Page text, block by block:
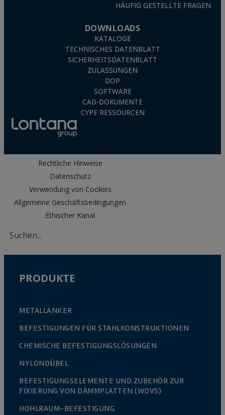
HÄUFIG GESTELLTE FRAGEN
DOWNLOADS
KATALOGE
TECHNISCHES DATENBLATT
SICHERHEITSDATENBLATT
ZULASSUNGEN
DOP
SOFTWARE
CAD-DOKUMENTE
CYPE RESSOURCEN
Rechtliche Hinweise
Datenschutz
Verwendung von Cookies
Allgemeine Geschäftsbedingungen
Ethischer Kanal
PRODUKTE
METALLANKER
BEFESTIGUNGEN FÜR STAHLKONSTRUKTIONEN
CHEMISCHE BEFESTIGUNGSLÖSUNGEN
NYLONDÜBEL
BEFESTIGUNGSELEMENTE UND ZUBEHÖR ZUR
FIXIERUNG VON DÄMMPLATTEN (WDVS)
HOHLRAUM-BEFESTIGUNG